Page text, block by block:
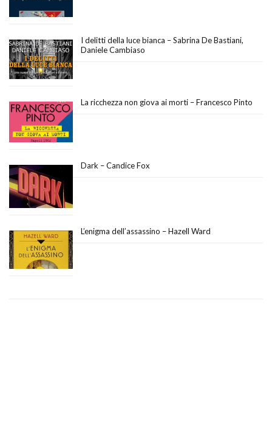
I delitti della luce bianca – Sabrina De Bastiani,
Daniele Cambiaso
La ricchezza non giova ai morti – Francesco Pinto
Dark – Candice Fox
L’enigma dell’assassino – Hazell Ward